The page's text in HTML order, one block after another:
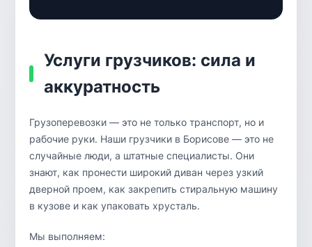
Услуги грузчиков: сила и
аккуратность
Грузоперевозки — это не только транспорт, но и
рабочие руки. Наши грузчики в Борисове — это не
случайные люди, а штатные специалисты. Они
знают, как пронести широкий диван через узкий
дверной проем, как закрепить стиральную машину
в кузове и как упаковать хрусталь.
Мы выполняем: